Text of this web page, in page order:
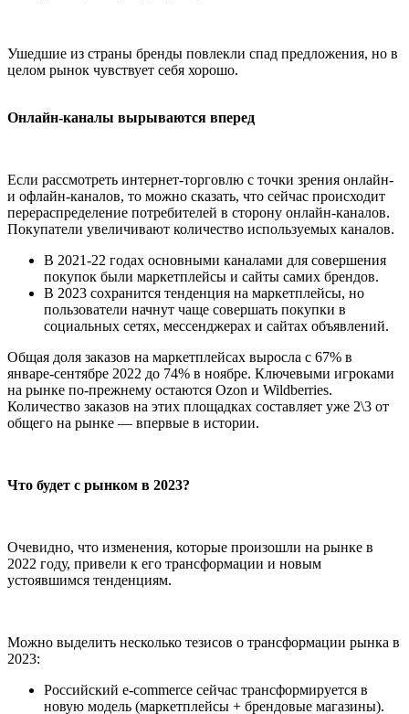
Ушедшие из страны бренды повлекли спад предложения, но в
целом рынок чувствует себя хорошо.
Онлайн-каналы вырываются вперед
Если рассмотреть интернет-торговлю с точки зрения онлайн-
и офлайн-каналов, то можно сказать, что сейчас происходит
перераспределение потребителей в сторону онлайн-каналов.
Покупатели увеличивают количество используемых каналов.
В 2021-22 годах основными каналами для совершения
покупок были маркетплейсы и сайты самих брендов.
В 2023 сохранится тенденция на маркетплейсы, но
пользователи начнут чаще совершать покупки в
социальных сетях, мессенджерах и сайтах объявлений.
Общая доля заказов на маркетплейсах выросла с 67% в
январе-сентябре 2022 до 74% в ноябре. Ключевыми игроками
на рынке по-прежнему остаются Ozon и Wildberries.
Количество заказов на этих площадках составляет уже 2\3 от
общего на рынке — впервые в истории.
Что будет с рынком в 2023?
Очевидно, что изменения, которые произошли на рынке в
2022 году, привели к его трансформации и новым
устоявшимся тенденциям.
Можно выделить несколько тезисов о трансформации рынка в
2023:
Российский e-commerce сейчас трансформируется в
новую модель (маркетплейсы + брендовые магазины).